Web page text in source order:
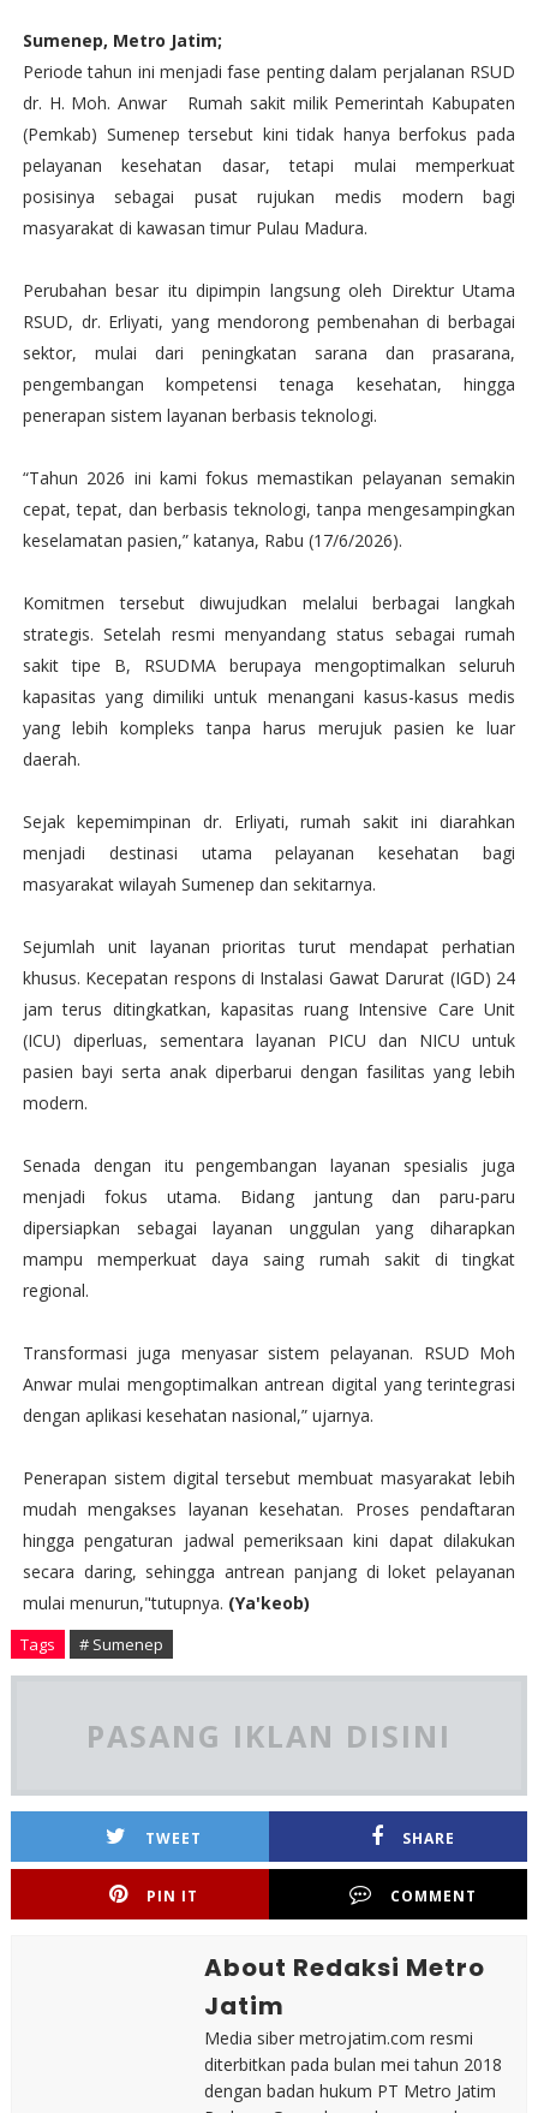
Sumenep, Metro Jatim;
Periode tahun ini menjadi fase penting dalam perjalanan RSUD
dr. H. Moh. Anwar Rumah sakit milik Pemerintah Kabupaten
(Pemkab) Sumenep tersebut kini tidak hanya berfokus pada
pelayanan kesehatan dasar, tetapi mulai memperkuat
posisinya sebagai pusat rujukan medis modern bagi
masyarakat di kawasan timur Pulau Madura.
Perubahan besar itu dipimpin langsung oleh Direktur Utama
RSUD, dr. Erliyati, yang mendorong pembenahan di berbagai
sektor, mulai dari peningkatan sarana dan prasarana,
pengembangan kompetensi tenaga kesehatan, hingga
penerapan sistem layanan berbasis teknologi.
“Tahun 2026 ini kami fokus memastikan pelayanan semakin
cepat, tepat, dan berbasis teknologi, tanpa mengesampingkan
keselamatan pasien,” katanya, Rabu (17/6/2026).
Komitmen tersebut diwujudkan melalui berbagai langkah
strategis. Setelah resmi menyandang status sebagai rumah
sakit tipe B, RSUDMA berupaya mengoptimalkan seluruh
kapasitas yang dimiliki untuk menangani kasus-kasus medis
yang lebih kompleks tanpa harus merujuk pasien ke luar
daerah.
Sejak kepemimpinan dr. Erliyati, rumah sakit ini diarahkan
menjadi destinasi utama pelayanan kesehatan bagi
masyarakat wilayah Sumenep dan sekitarnya.
Sejumlah unit layanan prioritas turut mendapat perhatian
khusus. Kecepatan respons di Instalasi Gawat Darurat (IGD) 24
jam terus ditingkatkan, kapasitas ruang Intensive Care Unit
(ICU) diperluas, sementara layanan PICU dan NICU untuk
pasien bayi serta anak diperbarui dengan fasilitas yang lebih
modern.
Senada dengan itu pengembangan layanan spesialis juga
menjadi fokus utama. Bidang jantung dan paru-paru
dipersiapkan sebagai layanan unggulan yang diharapkan
mampu memperkuat daya saing rumah sakit di tingkat
regional.
Transformasi juga menyasar sistem pelayanan. RSUD Moh
Anwar mulai mengoptimalkan antrean digital yang terintegrasi
dengan aplikasi kesehatan nasional,” ujarnya.
Penerapan sistem digital tersebut membuat masyarakat lebih
mudah mengakses layanan kesehatan. Proses pendaftaran
hingga pengaturan jadwal pemeriksaan kini dapat dilakukan
secara daring, sehingga antrean panjang di loket pelayanan
mulai menurun,"tutupnya. (Ya'keob)
Tags # Sumenep
PASANG IKLAN DISINI
TWEET SHARE
PIN IT COMMENT
About Redaksi Metro
Jatim
Media siber metrojatim.com resmi
diterbitkan pada bulan mei tahun 2018
dengan badan hukum PT Metro Jatim